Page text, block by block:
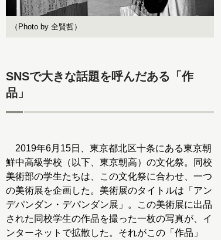
（Photo by 全賢哲）
SNSで大きな話題を呼んだある「作
品」
2019年6月15日、東京都北区十条にある東京朝
鮮中高級学校（以下、東京朝高）の文化祭。同校
美術部の学生たちは、この文化祭に合わせ、一つ
の美術展を企画した。美術展のタイトルは「アン
デパンダン・デパンダン展」。この美術展に出品
された同校学生の作品を撮った一枚の写真が、イ
ンターネットで拡散した。それがこの「作品」